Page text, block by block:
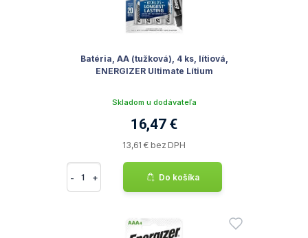
Batéria, AA (tužková), 4 ks, lítiová,
ENERGIZER Ultimate Lítium
Skladom u dodávateľa
16,47 €
13,61 € bez DPH
- + Do košíka